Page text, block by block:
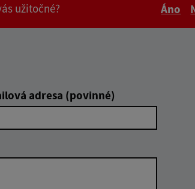
užitočné?
Áno
adresa (povinné)